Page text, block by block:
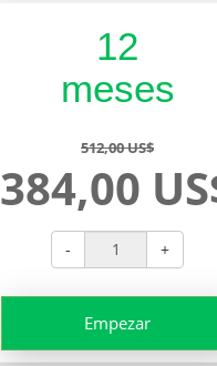
12
meses
512,00 US$
384,00
- +
Empezar